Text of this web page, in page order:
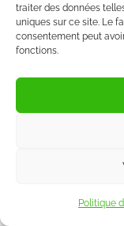
traiter des données
uniques sur ce site. Le
consentement peut
fonctions.
Politique
et
connaître